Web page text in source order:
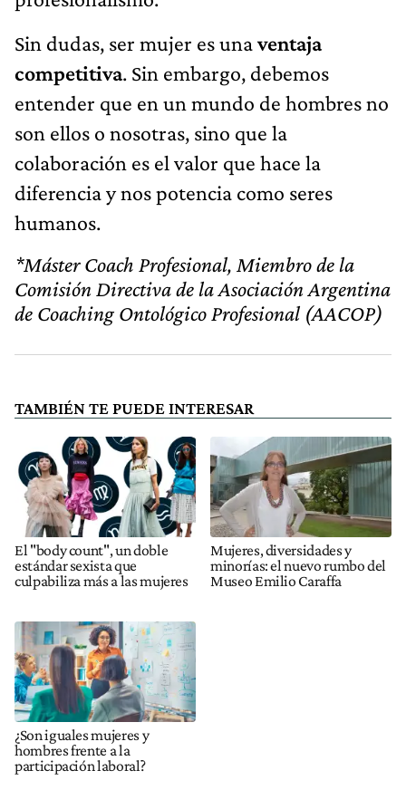
Sin dudas, ser mujer es unaventaja
competitiva. Sin embargo, debemos
entender que en un mundo de hombres no
son ellos o nosotras, sino que la
colaboración es el valor que hace la
diferencia y nos potencia como seres
humanos.
*Máster Coach Profesional, Miembro de la
Comisión Directiva de la Asociación Argentina
de Coaching Ontológico Profesional (AACOP)
TAMBIÉN TE PUEDE INTERESAR
El "body count", un doble
estándar sexista que
culpabiliza más a las mujeres
Mujeres, diversidades y
minorías: el nuevo rumbo del
Museo Emilio Caraffa
¿Son iguales mujeres y
hombres frente a la
participación laboral?